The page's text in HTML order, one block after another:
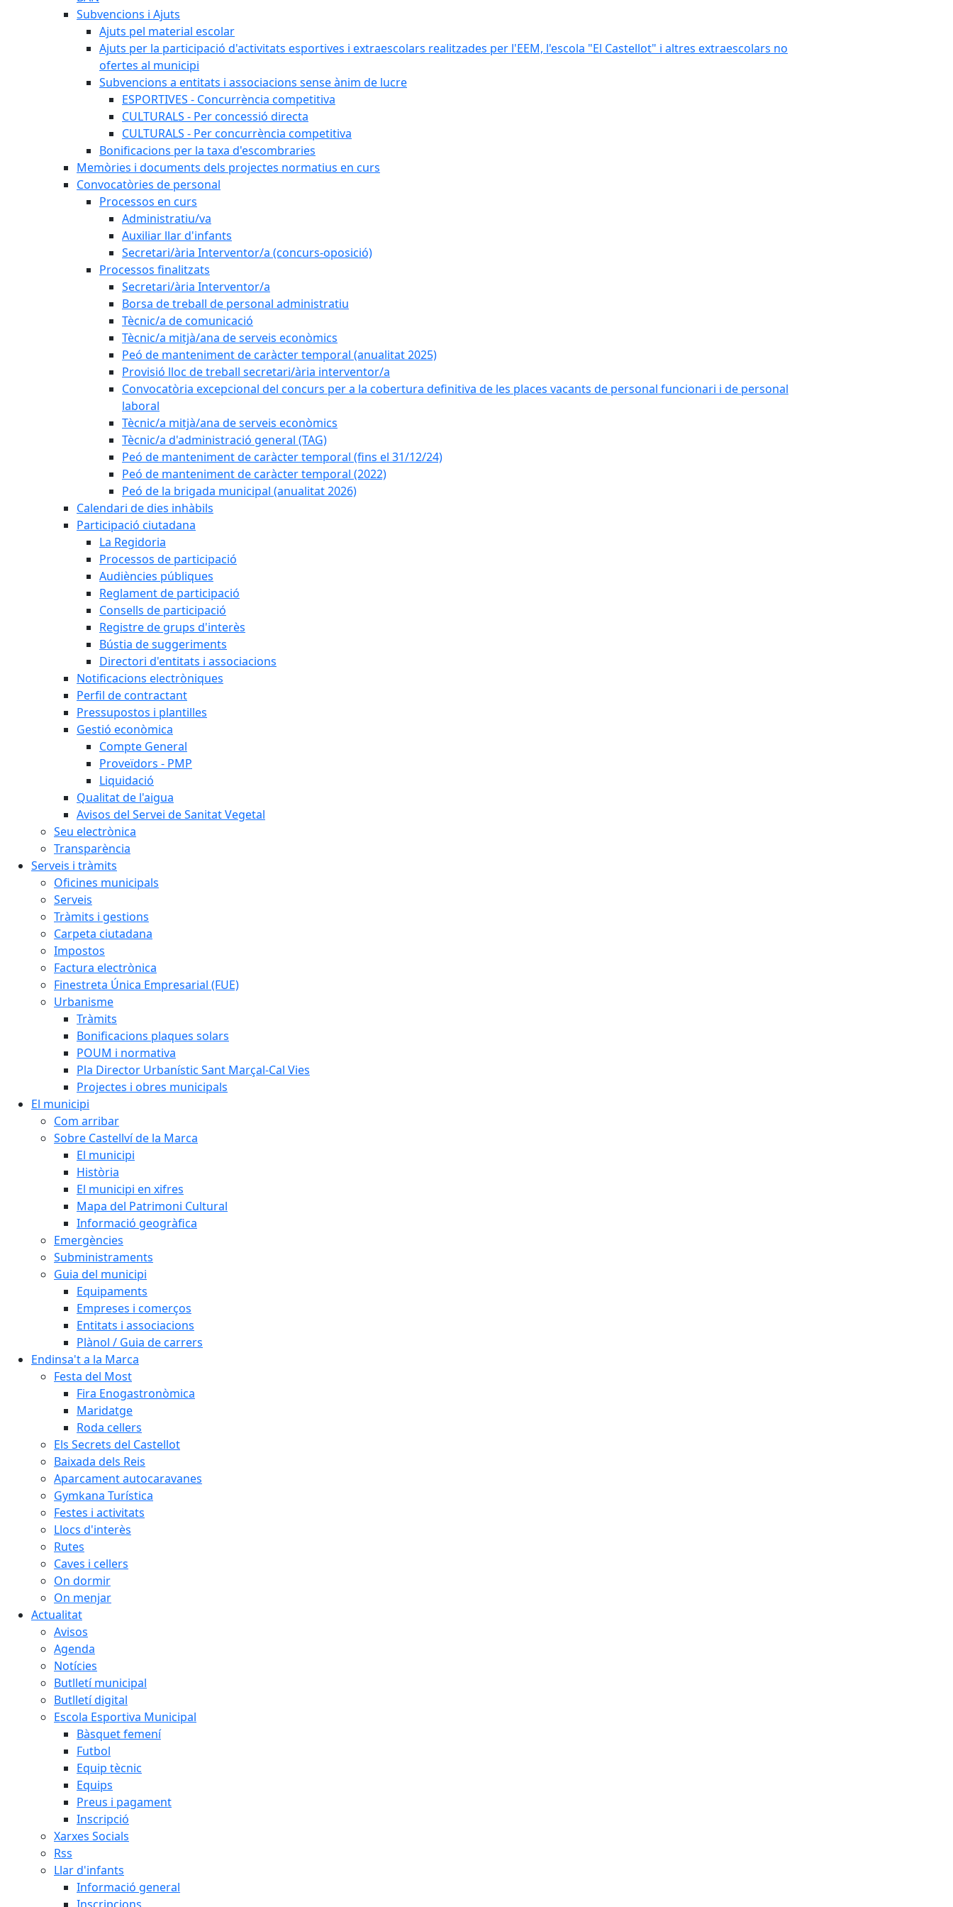
Subvencions i Ajuts
Ajuts pel material escolar
Ajuts per la participació d'activitats esportives i extraescolars realitzades per l'EEM, l'escola "El Castellot" i altres extraescolars no
ofertes al municipi
Subvencions a entitats i associacions sense ànim de lucre
ESPORTIVES - Concurrència competitiva
CULTURALS - Per concessió directa
CULTURALS - Per concurrència competitiva
Bonificacions per la taxa d'escombraries
Memòries i documents dels projectes normatius en curs
Convocatòries de personal
Processos en curs
Administratiu/va
Auxiliar llar d'infants
Secretari/ària Interventor/a (concurs-oposició)
Processos finalitzats
Secretari/ària Interventor/a
Borsa de treball de personal administratiu
Tècnic/a de comunicació
Tècnic/a mitjà/ana de serveis econòmics
Peó de manteniment de caràcter temporal (anualitat 2025)
Provisió lloc de treball secretari/ària interventor/a
Convocatòria excepcional del concurs per a la cobertura definitiva de les places vacants de personal funcionari i de personal
laboral
Tècnic/a mitjà/ana de serveis econòmics
Tècnic/a d'administració general (TAG)
Peó de manteniment de caràcter temporal (fins el 31/12/24)
Peó de manteniment de caràcter temporal (2022)
Peó de la brigada municipal (anualitat 2026)
Calendari de dies inhàbils
Participació ciutadana
La Regidoria
Processos de participació
Audiències públiques
Reglament de participació
Consells de participació
Registre de grups d'interès
Bústia de suggeriments
Directori d'entitats i associacions
Notificacions electròniques
Perfil de contractant
Pressupostos i plantilles
Gestió econòmica
Compte General
Proveïdors - PMP
Liquidació
Qualitat de l'aigua
Avisos del Servei de Sanitat Vegetal
Seu electrònica
Transparència
Serveis i tràmits
Oficines municipals
Serveis
Tràmits i gestions
Carpeta ciutadana
Impostos
Factura electrònica
Finestreta Única Empresarial (FUE)
Urbanisme
Tràmits
Bonificacions plaques solars
POUM i normativa
Pla Director Urbanístic Sant Marçal-Cal Vies
Projectes i obres municipals
El municipi
Com arribar
Sobre Castellví de la Marca
El municipi
Història
El municipi en xifres
Mapa del Patrimoni Cultural
Informació geogràfica
Emergències
Subministraments
Guia del municipi
Equipaments
Empreses i comerços
Entitats i associacions
Plànol / Guia de carrers
Endinsa't a la Marca
Festa del Most
Fira Enogastronòmica
Maridatge
Roda cellers
Els Secrets del Castellot
Baixada dels Reis
Aparcament autocaravanes
Gymkana Turística
Festes i activitats
Llocs d'interès
Rutes
Caves i cellers
On dormir
On menjar
Actualitat
Avisos
Agenda
Notícies
Butlletí municipal
Butlletí digital
Escola Esportiva Municipal
Bàsquet femení
Futbol
Equip tècnic
Equips
Preus i pagament
Inscripció
Xarxes Socials
Rss
Llar d'infants
Informació general